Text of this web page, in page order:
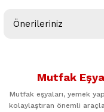
Önerileriniz
kullanarak tarafımıza
Mutfak
Mutfak eşyaları, yemek
kolaylaştıran önemli